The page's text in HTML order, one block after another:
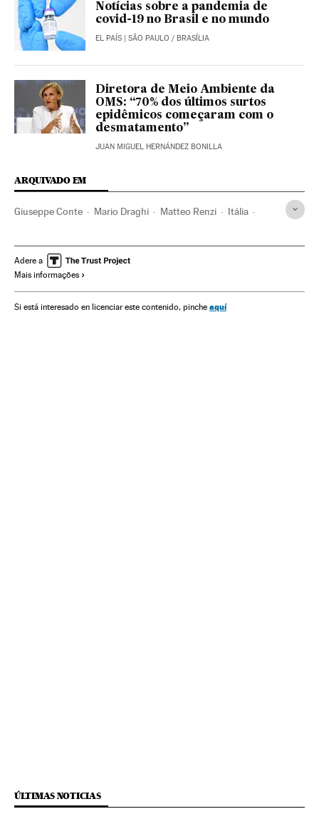
Notícias sobre a pandemia de
covid-19 no Brasil e no mundo
EL PAÍS | SÃO PAULO / BRASÍLIA
Diretora de Meio Ambiente da
OMS: “70% dos últimos surtos
epidêmicos começaram com o
desmatamento”
JUAN MIGUEL HERNÁNDEZ BONILLA
ARQUIVADO EM
Giuseppe Conte Mario Draghi Matteo Renzi Itália
Coronavirus Crisis económica coronavirus covid-19
Matteo Salvini
Adere a
Mais informações
Si está interesado en licenciar este contenido, pinche aquí
ÚLTIMAS NOTICIAS